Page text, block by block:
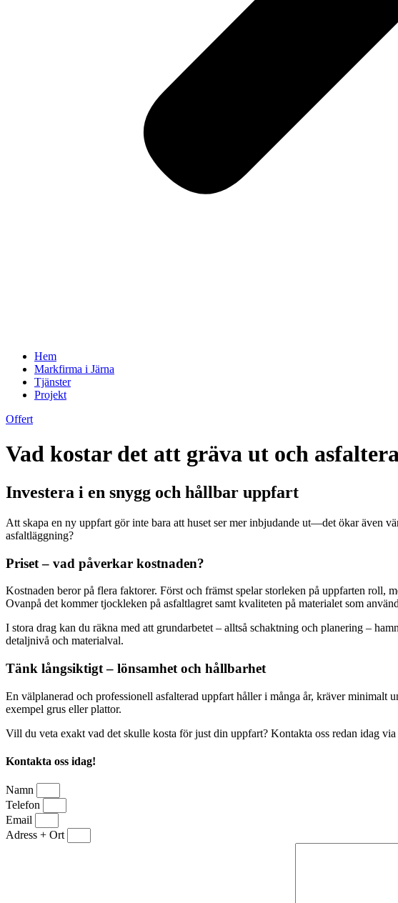
Hem
Markfirma i Järna
Tjänster
Projekt
Offert
Vad kostar det att gräva ut och
Investera i en snygg och hållbar uppfart
Att skapa en ny uppfart gör inte bara att huset ser mer inbjudande ut—det ökar även
asfaltläggning?
Priset – vad påverkar kostnaden?
Kostnaden beror på flera faktorer. Först och främst spelar storleken på uppfarten roll,
Ovanpå det kommer tjockleken på asfaltlagret samt kvaliteten på materialet som
I stora drag kan du räkna med att grundarbetet – alltså schaktning och planering –
detaljnivå och materialval.
Tänk långsiktigt – lönsamhet och hållbarhet
En välplanerad och professionell asfalterad uppfart håller i många år, kräver minimalt
exempel grus eller plattor.
Vill du veta exakt vad det skulle kosta för just din uppfart? Kontakta oss redan idag
Kontakta oss idag!
Namn
Telefon
Email
Adress + Ort